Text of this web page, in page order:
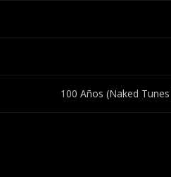
100 Años (Naked